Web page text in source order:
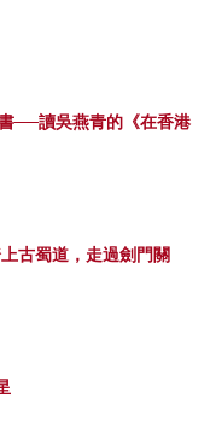
──讀吳燕青的《在香港
古蜀道，走過劍門關